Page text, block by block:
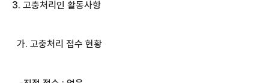
3. 고충처리인 활동사항
가. 고충처리 접수 현황